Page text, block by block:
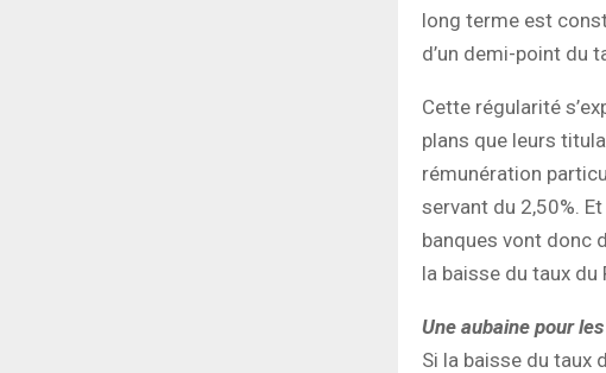
long terme est
d’un demi-point du
Cette régularité
plans que leurs
rémunération
servant du 2,50%.
banques vont donc
la baisse du taux du
Une aubaine pour
Si la baisse du taux